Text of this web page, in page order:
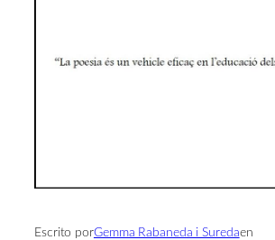
Escrito porGemma Rabaneda i Suredaen